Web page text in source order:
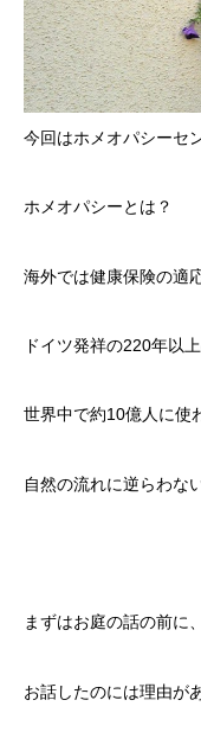
今回はホメオパシーセ
ホメオパシーとは？
海外では健康保険の適
ドイツ発祥の220年以
世界中で約10億人に使
自然の流れに逆らわな
まずはお庭の話の前に
お話したのには理由が